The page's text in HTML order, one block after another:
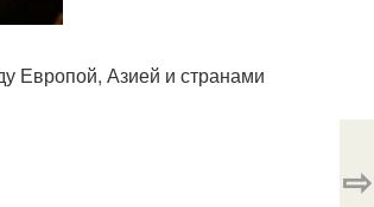
Европой, Азией и странами
⇨